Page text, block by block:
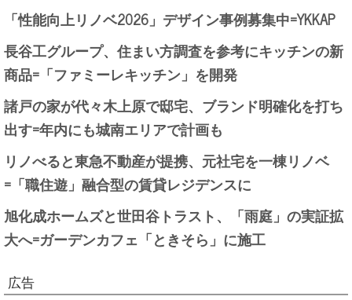
「性能向上リノベ2026」デザイン事例募集中=YKKAP
長谷工グループ、住まい方調査を参考にキッチンの新
商品=「ファミーレキッチン」を開発
諸戸の家が代々木上原で邸宅、ブランド明確化を打ち
出す=年内にも城南エリアで計画も
リノべると東急不動産が提携、元社宅を一棟リノベ
=「職住遊」融合型の賃貸レジデンスに
旭化成ホームズと世田谷トラスト、「雨庭」の実証拡
大へ=ガーデンカフェ「ときそら」に施工
広告